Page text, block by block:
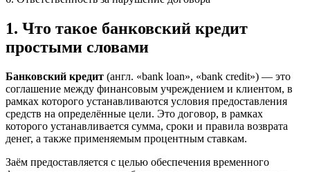
1. Что такое банковский кредит
простыми словами
Банковский кредит (англ. «bank loan», «bank credit») — это
соглашение между финансовым учреждением и клиентом, в
рамках которого устанавливаются условия предоставления
средств на определённые цели. Это договор, в рамках
которого устанавливается сумма, сроки и правила возврата
денег, а также применяемым процентным ставкам.
Заём предоставляется с целью обеспечения временного